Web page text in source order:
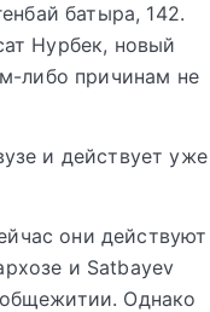
батыра, 142.
Нурбек, новый
либо причинам не
и действует уже
они действуют
и Satbayev
Однако